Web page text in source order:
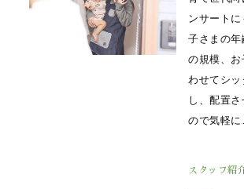
ンサート
子さまの年
の規模、お
わせてシ
し、配置
ので気軽に
スタッフ紹